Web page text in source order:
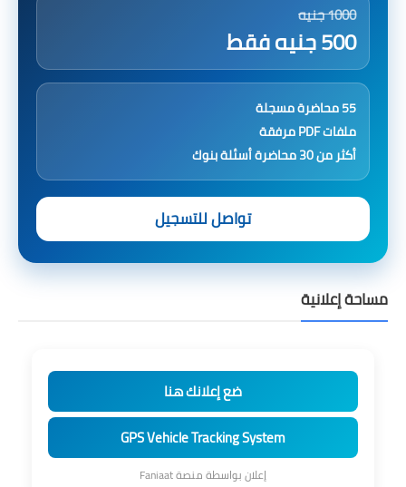
1000 جنيه
500 جنيه فقط
55 محاضرة مسجلة
ملفات PDF مرفقة
أكثر من 30 محاضرة أسئلة بنوك
تواصل للتسجيل
مساحة إعلانية
ضع إعلانك هنا
GPS Vehicle Tracking System
إعلان بواسطة منصة Faniaat